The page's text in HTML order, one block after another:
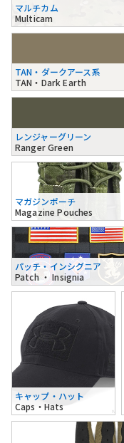
マルチカム
Multicam
TAN・ダークアース系
TAN・Dark Earth
レンジャーグリーン
Ranger Green
マガジンポーチ
Magazine Pouches
パッチ・インシグニア
Patch ・ Insignia
キャップ・ハット
Caps・Hats